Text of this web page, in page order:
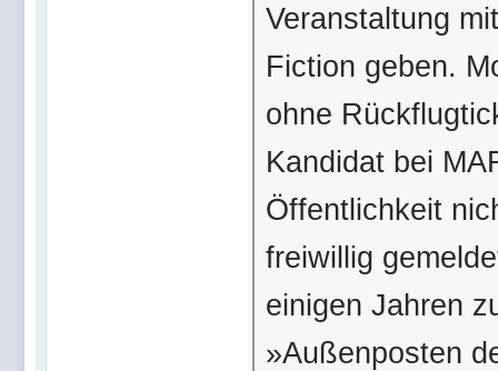
Veranstaltung
Fiction geben.
ohne
Kandidat bei
Öffentlichkeit
freiwillig
einigen Jahren
»Außenposten